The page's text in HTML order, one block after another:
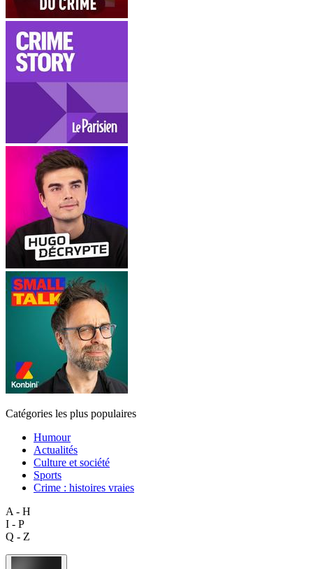
Catégories les plus populaires
Humour
Actualités
Culture et société
Sports
Crime : histoires vraies
A - H
I - P
Q - Z